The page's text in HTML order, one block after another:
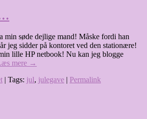
min søde dejlige mand! Måske fordi han
jeg sidder på kontoret ved den stationære!
lille HP netbook! Nu kan jeg blogge
mere →
| Tags: jul, julegave | Permalink